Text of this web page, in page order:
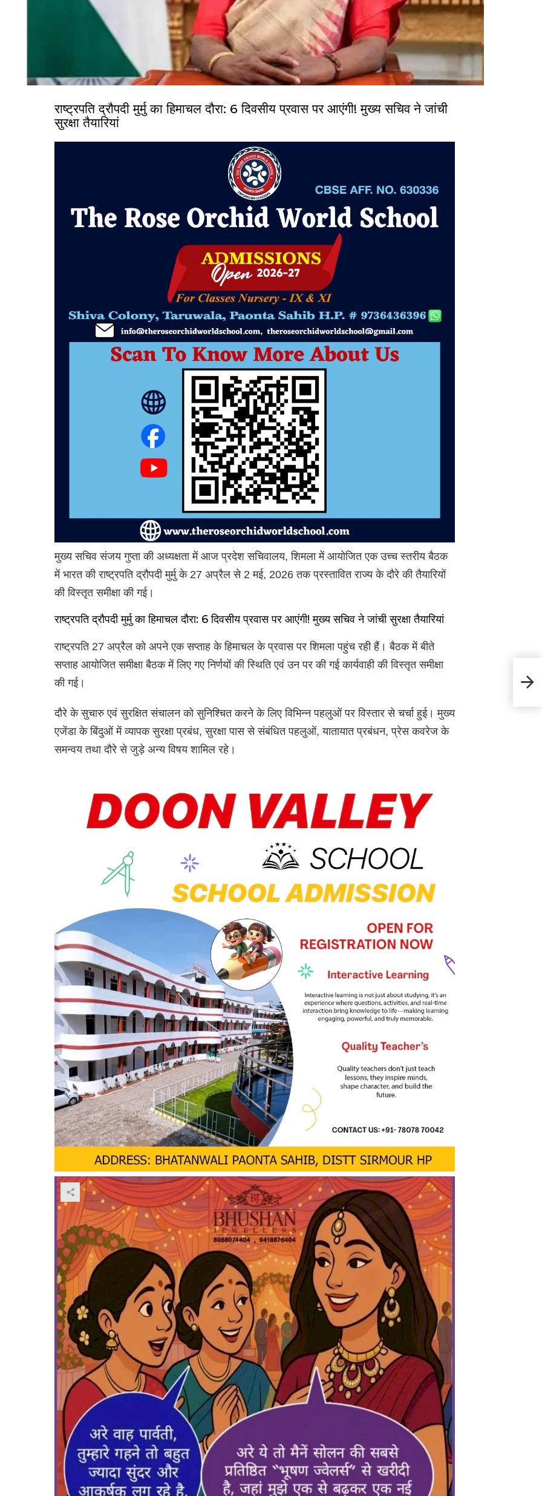
राष्ट्रपति द्रौपदी मुर्मु का हिमाचल दौरा: 6 दिवसीय प्रवास पर आएंगी! मुख्य सचिव ने जांची
सुरक्षा तैयारियां
मुख्य सचिव संजय गुप्ता की अध्यक्षता में आज प्रदेश सचिवालय, शिमला में आयोजित एक उच्च स्तरीय बैठक
में भारत की राष्ट्रपति द्रौपदी मुर्मु के 27 अप्रैल से 2 मई, 2026 तक प्रस्तावित राज्य के दौरे की तैयारियों
की विस्तृत समीक्षा की गई।
राष्ट्रपति द्रौपदी मुर्मु का हिमाचल दौरा: 6 दिवसीय प्रवास पर आएंगी! मुख्य सचिव ने जांची सुरक्षा तैयारियां
राष्ट्रपति 27 अप्रैल को अपने एक सप्ताह के हिमाचल के प्रवास पर शिमला पहुंच रही हैं। बैठक में बीते
सप्ताह आयोजित समीक्षा बैठक में लिए गए निर्णयों की स्थिति एवं उन पर की गई कार्यवाही की विस्तृत समीक्षा
की गई।
दौरे के सुचारु एवं सुरक्षित संचालन को सुनिश्चित करने के लिए विभिन्न पहलुओं पर विस्तार से चर्चा हुई। मुख्य
एजेंडा के बिंदुओं में व्यापक सुरक्षा प्रबंध, सुरक्षा पास से संबंधित पहलुओं, यातायात प्रबंधन, प्रेस कवरेज के
समन्वय तथा दौरे से जुड़े अन्य विषय शामिल रहे।
शामिल